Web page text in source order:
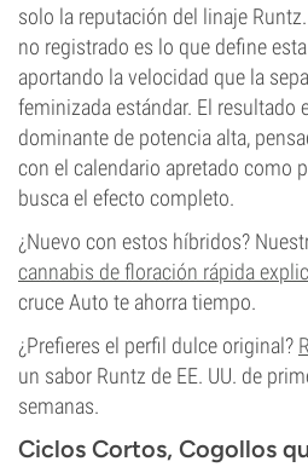
solo la reputación del linaje
no registrado es lo que define
aportando la velocidad que la
feminizada estándar. El resultado
dominante de potencia alta,
con el calendario apretado como
busca el efecto completo.
¿Nuevo con estos híbridos?
cannabis de floración rápida
cruce Auto te ahorra tiempo.
¿Prefieres el perfil dulce original?
un sabor Runtz de EE. UU. de
semanas.
Ciclos Cortos, Cogollos